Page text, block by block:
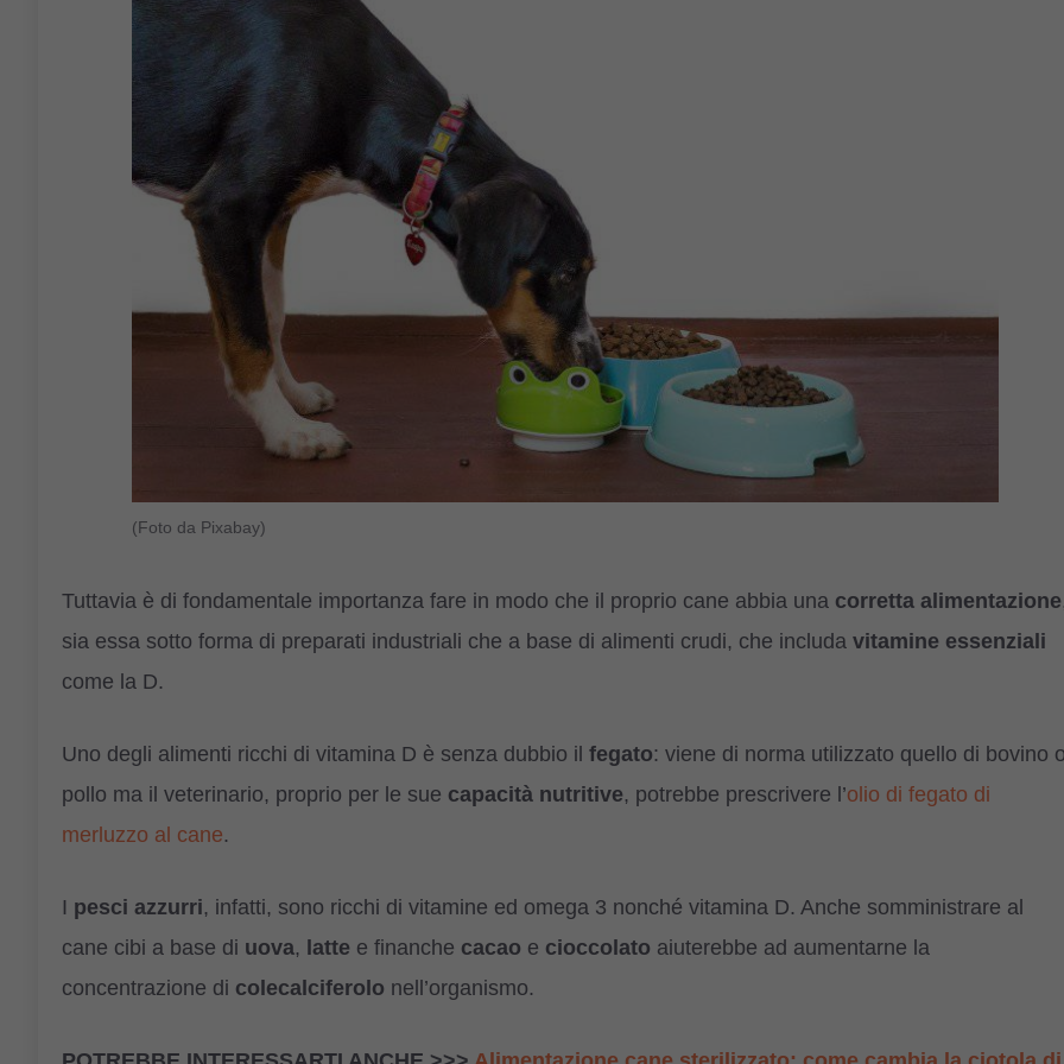
(Foto da Pixabay)
Tuttavia è di fondamentale importanza fare in modo che il proprio cane abbia una corretta alimentazione
sia essa sotto forma di preparati industriali che a base di alimenti crudi, che includa vitamine essenziali
come la D.
Uno degli alimenti ricchi di vitamina D è senza dubbio il fegato: viene di norma utilizzato quello di bovino
pollo ma il veterinario, proprio per le sue capacità nutritive, potrebbe prescrivere l’olio di fegato di
merluzzo al cane.
I pesci azzurri, infatti, sono ricchi di vitamine ed omega 3 nonché vitamina D. Anche somministrare al
cane cibi a base di uova, latte e finanche cacao e cioccolato aiuterebbe ad aumentarne la
concentrazione di colecalciferolo nell’organismo.